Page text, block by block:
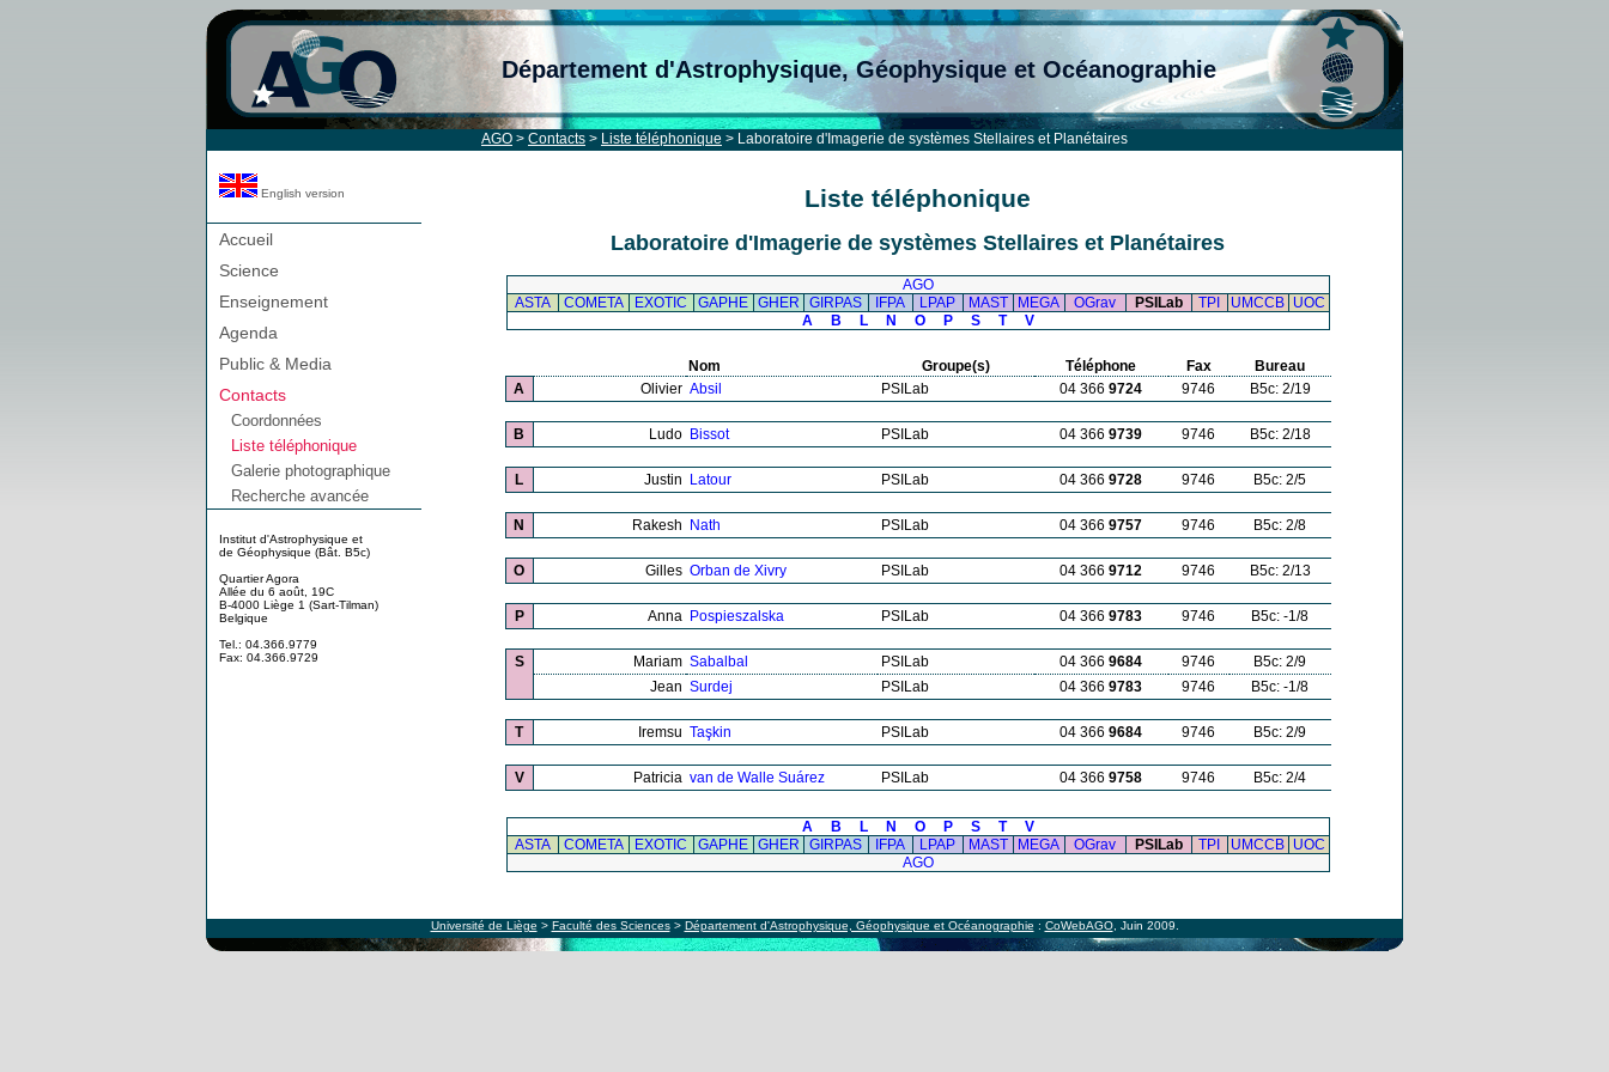
Département d'Astrophysique, Géophysique et Océanographie
AGO > Contacts > Liste téléphonique > Laboratoire d'Imagerie de systèmes Stellaires et Planétaires
English version
Accueil
Science
Enseignement
Agenda
Public & Media
Contacts
Coordonnées
Liste téléphonique
Galerie photographique
Recherche avancée
Institut d'Astrophysique et
de Géophysique (Bât. B5c)
Quartier Agora
Allée du 6 août, 19C
B-4000 Liège 1 (Sart-Tilman)
Belgique
Tel.: 04.366.9779
Fax: 04.366.9729
Liste téléphonique
Laboratoire d'Imagerie de systèmes Stellaires et Planétaires
AGO
ASTA
COMETA EXOTIC GAPHE GHER GIRPAS IFPA LPAP MAST MEGA OGrav PSILab TPI UMCCB UOC
A
B L N O P S T V
Nom Groupe(s) Téléphone Fax
Bureau
A
Olivier Absil PSILab 04 366 9724 9746 B5c: 2/19
B Ludo Bissot PSILab 04 366 9739 9746 B5c: 2/18
L Justin Latour PSILab 04 366 9728 9746 B5c: 2/5
N Rakesh Nath PSILab 04 366 9757 9746 B5c: 2/8
O Gilles Orban de Xivry PSILab 04 366 9712 9746 B5c: 2/13
P Anna Pospieszalska PSILab 04 366 9783 9746 B5c: -1/8
S Mariam Sabalbal PSILab 04 366 9684 9746
B5c: 2/9
Jean Surdej PSILab 04 366 9783 9746 B5c: -1/8
T Iremsu Taşkin PSILab 04 366 9684 9746 B5c: 2/9
V Patricia van de Walle Suárez PSILab 04 366 9758 9746 B5c: 2/4
A B L N O P S T
V
ASTA
COMETA EXOTIC GAPHE GHER GIRPAS IFPA LPAP MAST MEGA OGrav PSILab TPI UMCCB UOC
AGO
Université de Liège > Faculté des Sciences> Département d'Astrophysique, Géophysique et Océanographie : CoWebAGO, Juin 2009.